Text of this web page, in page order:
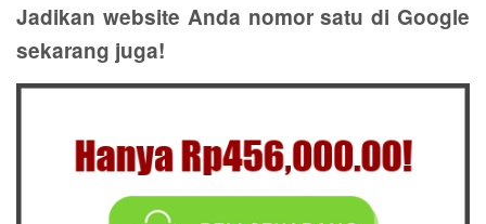
Jadikan website Anda nomor satu di Google
sekarang juga!